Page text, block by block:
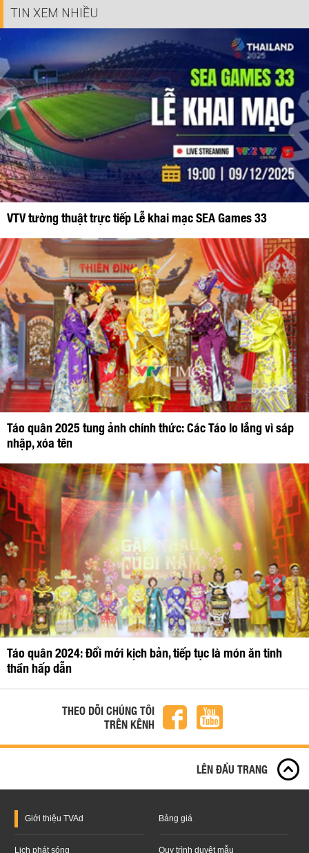
TIN XEM NHIỀU
VTV tường thuật trực tiếp Lễ khai mạc SEA Games 33
Táo quân 2025 tung ảnh chính thức: Các Táo lo lắng vì sáp
nhập, xóa tên
Táo quân 2024: Đổi mới kịch bản, tiếp tục là món ăn tinh
thần hấp dẫn
THEO DÕI CHÚNG TÔI
TRÊN KÊNH
LÊN ĐẦU TRANG
Giới thiệu TVAd Bảng giá
Lịch phát sóng Quy trình duyệt mẫu